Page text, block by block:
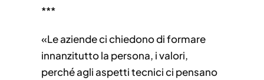
***
«Le aziende ci chiedono di formare
innanzitutto la persona, i valori,
perché agli aspetti tecnici ci pensano